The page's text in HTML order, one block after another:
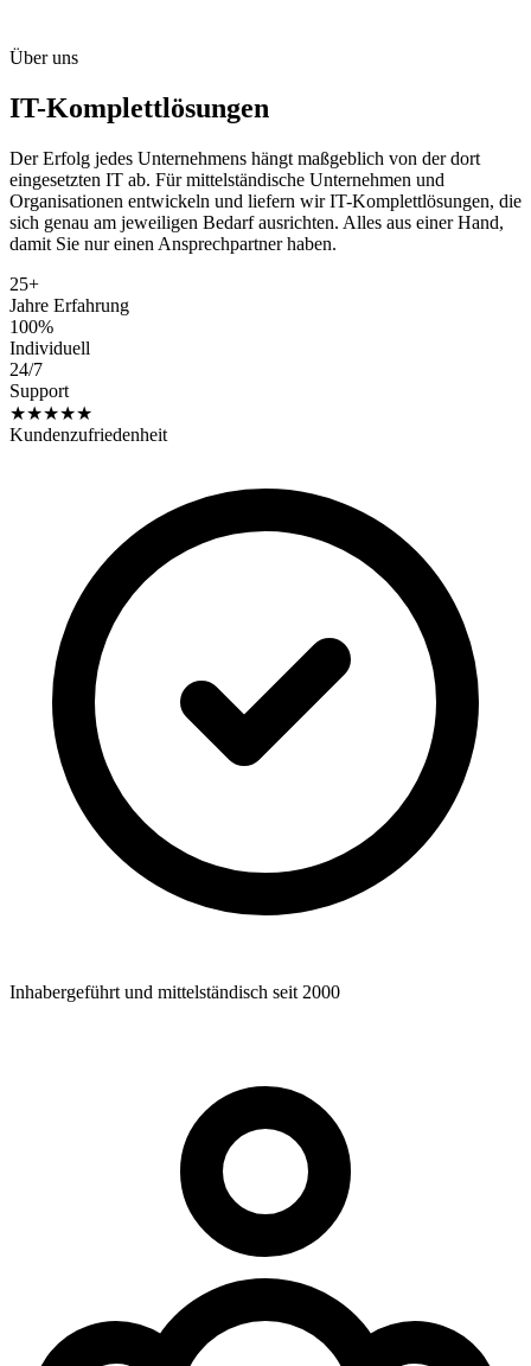
Über uns
IT-Komplettlösungen
Der Erfolg jedes Unternehmens hängt maßgeblich von der dort
eingesetzten IT ab. Für mittelständische Unternehmen und
Organisationen entwickeln und liefern wir IT-Komplettlösungen, die
sich genau am jeweiligen Bedarf ausrichten. Alles aus einer Hand,
damit Sie nur einen Ansprechpartner haben.
25+
Jahre Erfahrung
100%
Individuell
24/7
Support
★★★★★
Kundenzufriedenheit
Inhabergeführt und mittelständisch seit 2000